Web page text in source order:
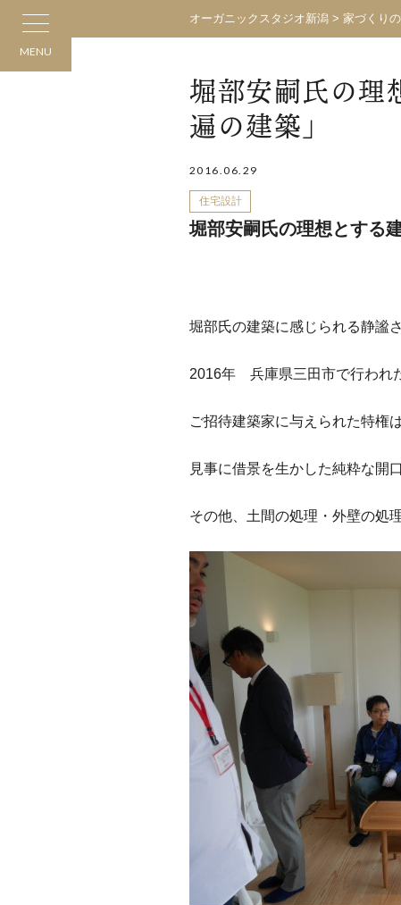
MENU
オーガニックスタジオ新潟 > 家づくり
堀部安嗣氏の
遍の建築」
2016.06.29
住宅設計
堀部安嗣氏の理想とす
堀部氏の建築に感じられる静謐
2016年 兵庫県三田市で行われ
ご招待建築家に与えられた特権
見事に借景を生かした純粋な開
その他、土間の処理・外壁の処